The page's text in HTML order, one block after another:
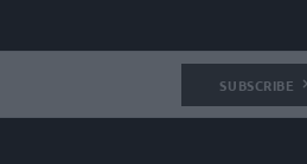
SUBSCRIBE